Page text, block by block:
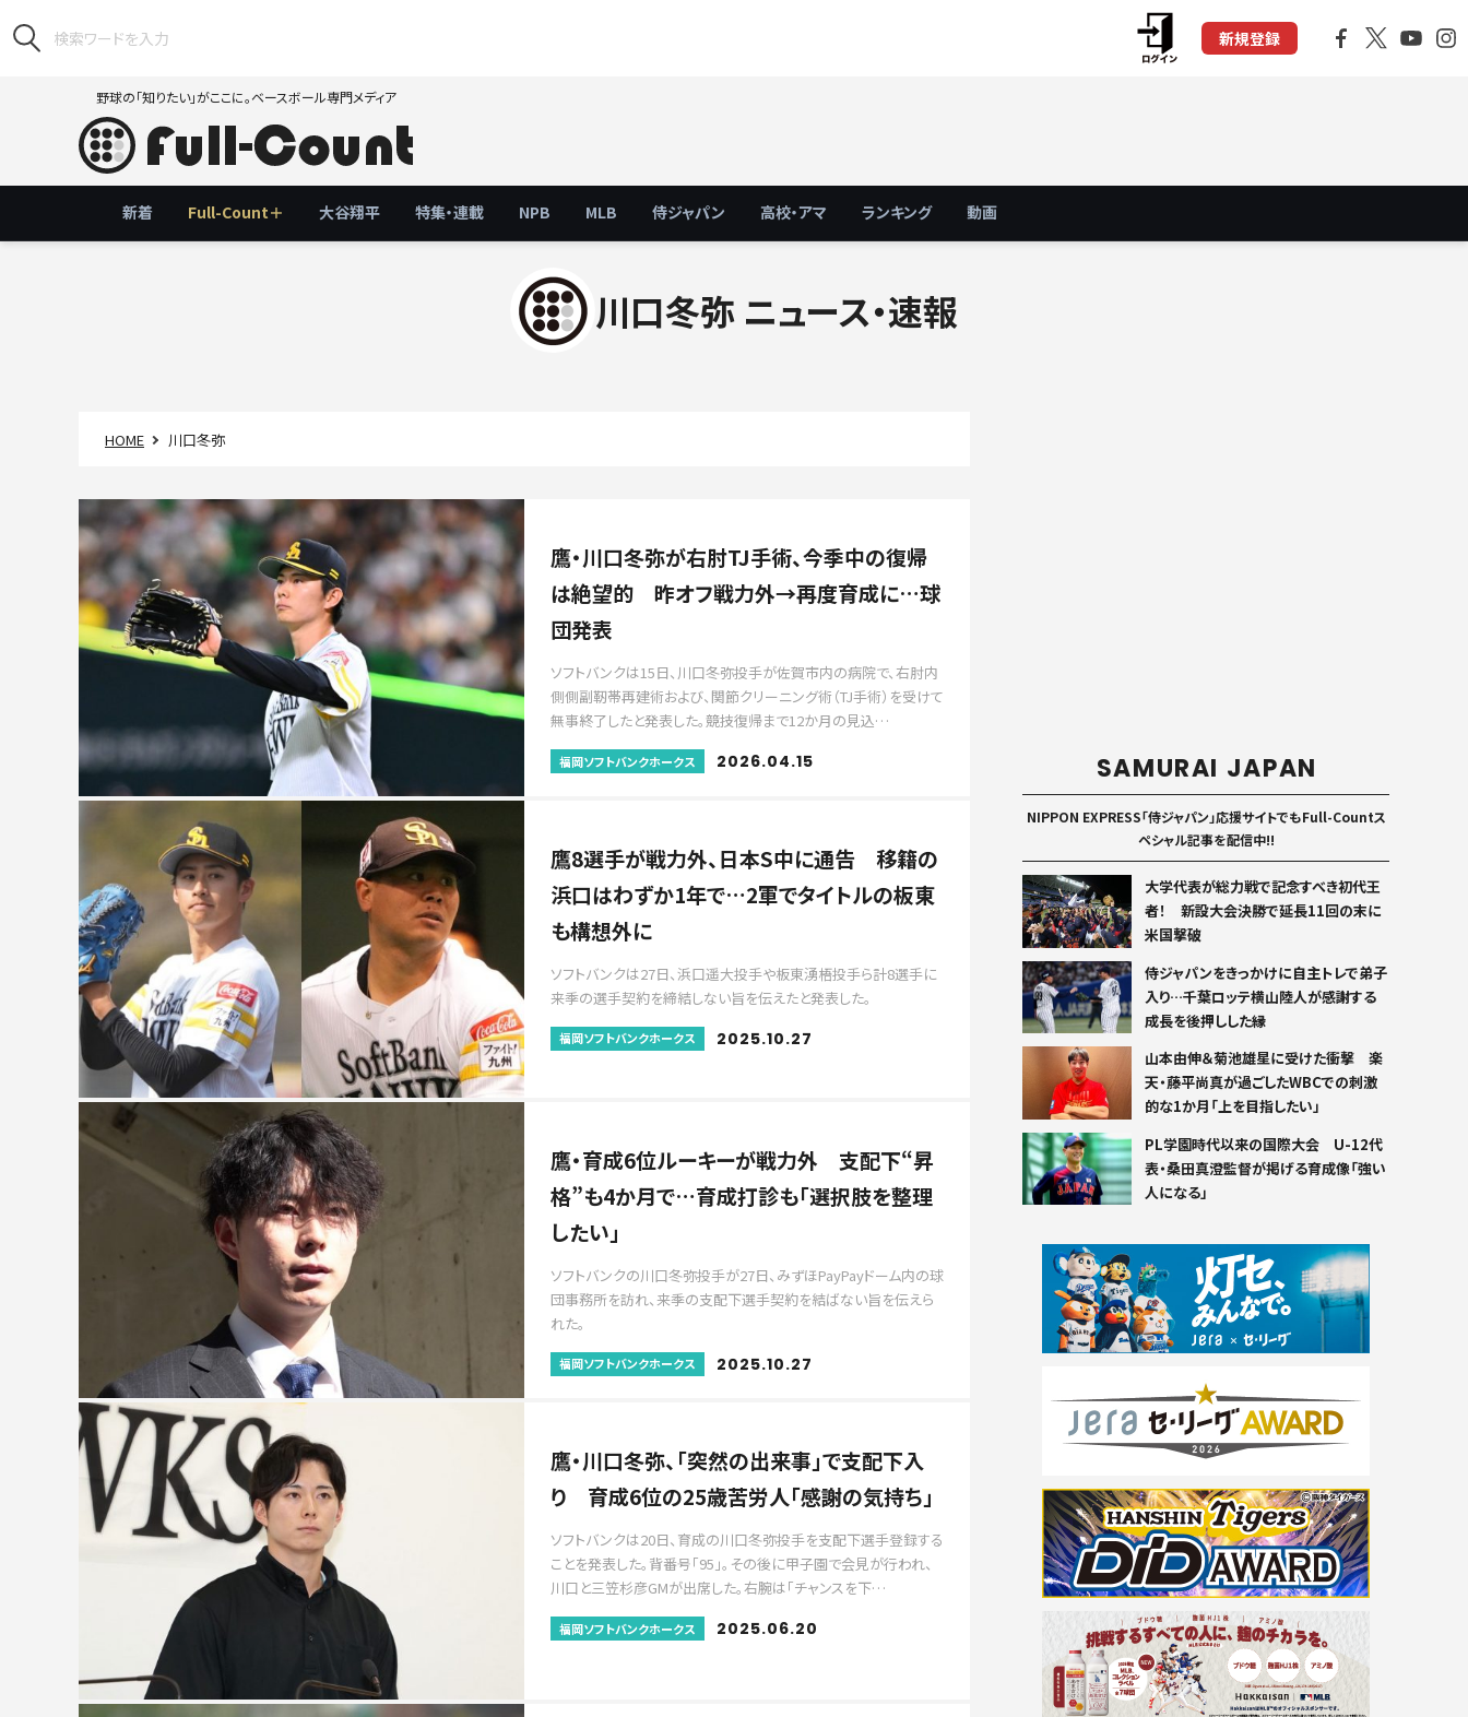
新規登録
野球の「知りたい」がここに。ベースボール専門メディア
新着 Full-Count＋ 大谷翔平 特集・連載 NPB MLB 侍ジャパン 高校・アマ ランキング 動画
川口冬弥 ニュース・速報
HOME 川口冬弥
鷹・川口冬弥が右肘TJ手術、今季中の復帰
は絶望的 昨オフ戦力外→再度育成に…球
団発表
ソフトバンクは15日、川口冬弥投手が佐賀市内の病院で、右肘内
側側副靭帯再建術および、関節クリーニング術（TJ手術）を受けて
無事終了したと発表した。競技復帰まで12か月の見込…
福岡ソフトバンクホークス 2026.04.15
鷹8選手が戦力外、日本S中に通告 移籍の
浜口はわずか1年で…2軍でタイトルの板東
も構想外に
ソフトバンクは27日、浜口遥大投手や板東湧梧投手ら計8選手に
来季の選手契約を締結しない旨を伝えたと発表した。
福岡ソフトバンクホークス 2025.10.27
鷹・育成6位ルーキーが戦力外 支配下“昇
格”も4か月で…育成打診も「選択肢を整理
したい」
ソフトバンクの川口冬弥投手が27日、みずほPayPayドーム内の球
団事務所を訪れ、来季の支配下選手契約を結ばない旨を伝えら
れた。
福岡ソフトバンクホークス 2025.10.27
鷹・川口冬弥、「突然の出来事」で支配下入
り 育成6位の25歳苦労人「感謝の気持ち」
ソフトバンクは20日、育成の川口冬弥投手を支配下選手登録する
ことを発表した。背番号「95」。その後に甲子園で会見が行われ、
川口と三笠杉彦GMが出席した。右腕は「チャンスを下…
福岡ソフトバンクホークス 2025.06.20
SAMURAI JAPAN
NIPPON EXPRESS「侍ジャパン」応援サイトでもFull-Countス
ペシャル記事を配信中!!
大学代表が総力戦で記念すべき初代王
者！ 新設大会決勝で延長11回の末に
米国撃破
侍ジャパンをきっかけに自主トレで弟子
入り…千葉ロッテ横山陸人が感謝する
成長を後押しした縁
山本由伸＆菊池雄星に受けた衝撃 楽
天・藤平尚真が過ごしたWBCでの刺激
的な1か月「上を目指したい」
PL学園時代以来の国際大会 U-12代
表・桑田真澄監督が掲げる育成像「強い
人になる」